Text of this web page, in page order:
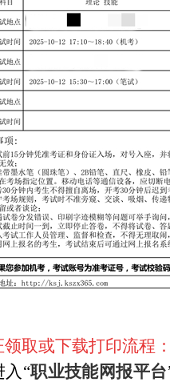
取或下载打印流程：
入“职业技能网报平台